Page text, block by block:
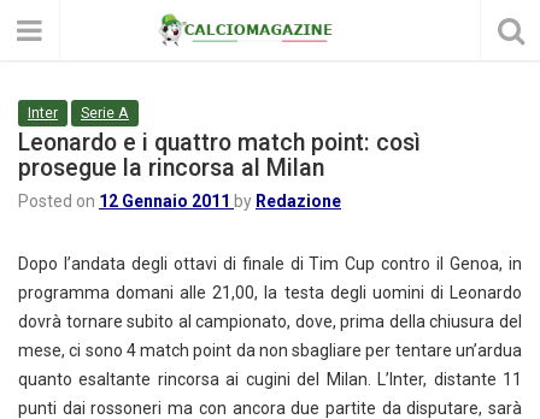
Inter Serie A
Leonardo e i quattro match point: così
prosegue la rincorsa al Milan
Posted on 12 Gennaio 2011 by Redazione
Dopo l’andata degli ottavi di finale di Tim Cup contro il Genoa, in
programma domani alle 21,00, la testa degli uomini di Leonardo
dovrà tornare subito al campionato, dove, prima della chiusura del
mese, ci sono 4 match point da non sbagliare per tentare un’ardua
quanto esaltante rincorsa ai cugini del Milan. L’Inter, distante 11
punti dai rossoneri ma con ancora due partite da disputare, sarà